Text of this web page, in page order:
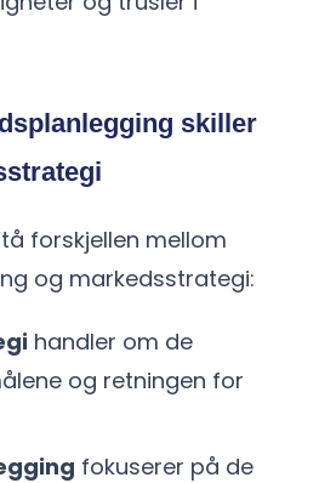
skiller
forskjellen mellom
og markedsstrategi:
handler om de
og retningen for
fokuserer på de